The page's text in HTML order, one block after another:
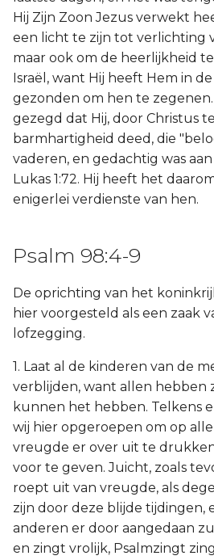
Hij Zijn Zoon Jezus verwekt
een licht te zijn tot verlichting
maar ook om de heerlijkheid
Israël, want Hij heeft Hem in
gezonden om hen te
gezegd dat Hij, door Christus
barmhartigheid deed, die
vaderen, en gedachtig was
Lukas 1:72. Hij heeft het
enigerlei verdienste van hen.
Psalm 98:4-9
De oprichting van het
hier voorgesteld als een zaak
lofzegging.
1. Laat al de kinderen van de
verblijden, want allen hebben
kunnen het hebben. Telkens
wij hier opgeroepen om op
vreugde er over uit te
voor te geven. Juicht, zoals
roept uit van vreugde, als
zijn door deze blijde tijdingen,
anderen er door aangedaan
en zingt vrolijk, Psalmzingt